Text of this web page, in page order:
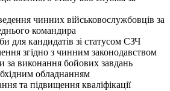
чинних військовослужбовців за
командира
для кандидатів зі статусом СЗЧ
згідно з чинним законодавством
за виконання бойових завдань
обладнанням
та підвищення кваліфікації